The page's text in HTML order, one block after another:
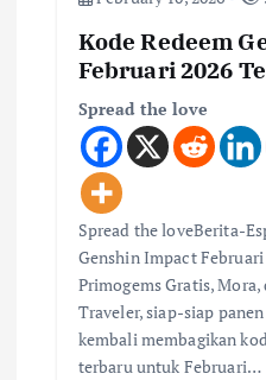
Kode Redeem
Februari 2026
Spread the love
Spread the loveBerita-
Genshin Impact
Primogems Gratis,
Traveler, siap-siap
kembali membagikan
terbaru untuk Februari…